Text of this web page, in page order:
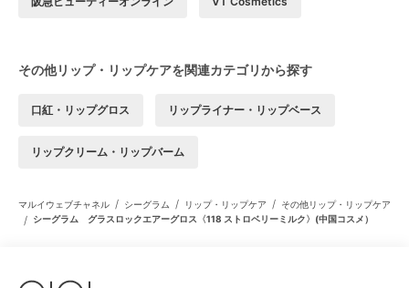
その他リップ・リップケアを関連カテゴリから探す
口紅・リップグロス リップライナー・リップベース
リップクリーム・リップバーム
マルイウェブチャネル / シーグラム / リップ・リップケア / その他リップ・リップケア
/ シーグラム グラスロックエアーグロス〈118 ストロベリーミルク〉(中国コスメ）